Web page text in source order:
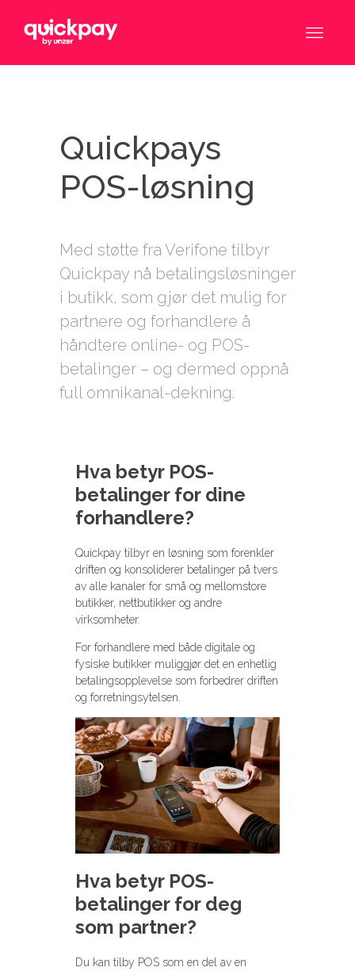
Quickpays
POS-løsning
Med støtte fra Verifone tilbyr
Quickpay nå betalingsløsninger
i butikk, som gjør det mulig for
partnere og forhandlere å
håndtere online- og POS-
betalinger – og dermed oppnå
full omnikanal-dekning.
Hva betyr POS-
betalinger for dine
forhandlere?
Quickpay tilbyr en løsning som forenkler
driften og konsoliderer betalinger på tvers
av alle kanaler for små og mellomstore
butikker, nettbutikker og andre
virksomheter.
For forhandlere med både digitale og
fysiske butikker muliggjør det en enhetlig
betalingsopplevelse som forbedrer driften
og forretningsytelsen.
Hva betyr POS-
betalinger for deg
som partner?
Du kan tilby POS som en del av en